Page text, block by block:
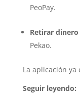
PeoPay.
Retirar
Pekao.
La aplicación
Seguir leyendo: